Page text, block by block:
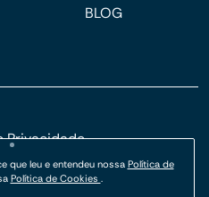
BLOG
Privacidade
Cookies
que leu e entendeu nossa Política de
Política de Cookies .